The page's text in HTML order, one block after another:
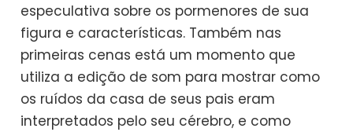
especulativa sobre os pormenores de sua
figura e características. Também nas
primeiras cenas está um momento que
utiliza a edição de som para mostrar como
os ruídos da casa de seus pais eram
interpretados pelo seu cérebro, e como